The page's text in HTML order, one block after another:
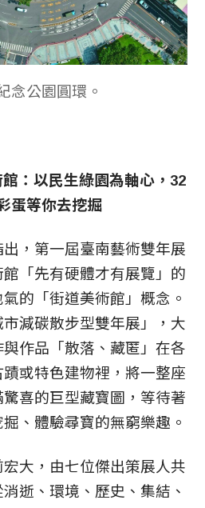
念公園圓環。
：以民生綠園為軸心，32
蛋等你去挖掘
，第一屆臺南藝術雙年展
「先有硬體才有展覽」的
的「街道美術館」概念。
減碳散步型雙年展」，大
作品「散落、藏匿」在各
或特色建物裡，將一整座
喜的巨型藏寶圖，等待著
、體驗尋寶的無窮樂趣。
大，由七位傑出策展人共
逝、環境、歷史、集結、